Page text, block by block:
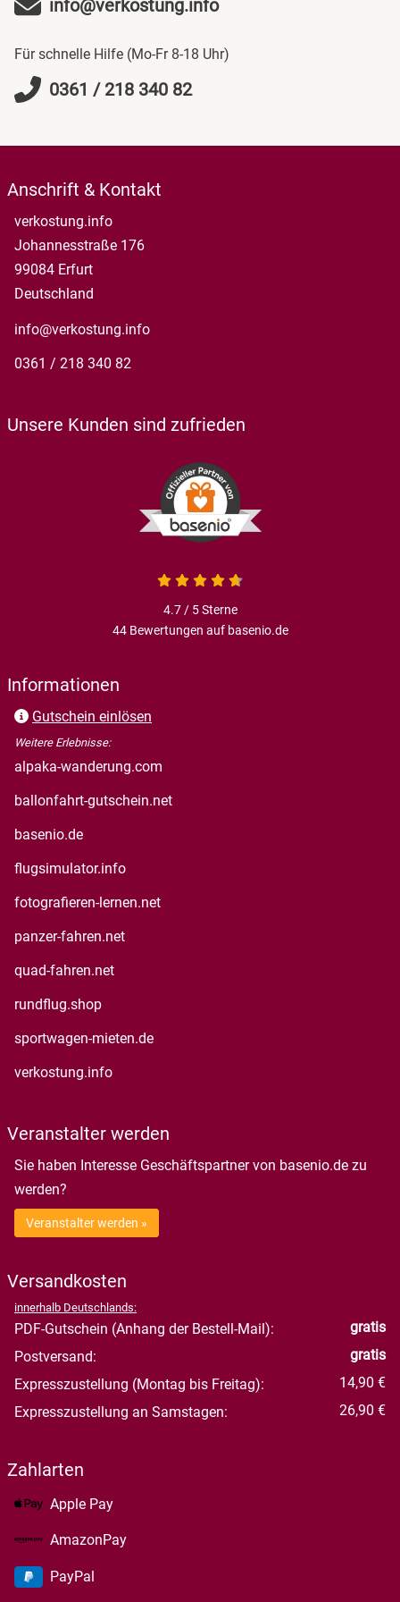
info@verkostung.info
Für schnelle Hilfe (Mo-Fr 8-18 Uhr)
0361 / 218 340 82
Anschrift & Kontakt
verkostung.info
Johannesstraße 176
99084 Erfurt
Deutschland
info@verkostung.info
0361 / 218 340 82
Unsere Kunden sind zufrieden
4.7 / 5Sterne
44 Bewertungen auf basenio.de
Informationen
Gutschein einlösen
Weitere Erlebnisse:
alpaka-wanderung.com
ballonfahrt-gutschein.net
basenio.de
flugsimulator.info
fotografieren-lernen.net
panzer-fahren.net
quad-fahren.net
rundflug.shop
sportwagen-mieten.de
verkostung.info
Veranstalter werden
Sie haben Interesse Geschäftspartner von basenio.de zu
werden?
Veranstalter werden »
Versandkosten
innerhalb Deutschlands:
PDF-Gutschein (Anhang der Bestell-Mail):
gratis
Postversand:
gratis
Expresszustellung (Montag bis Freitag):
14,90 €
Expresszustellung an Samstagen:
26,90 €
Zahlarten
Apple Pay
AmazonPay
PayPal